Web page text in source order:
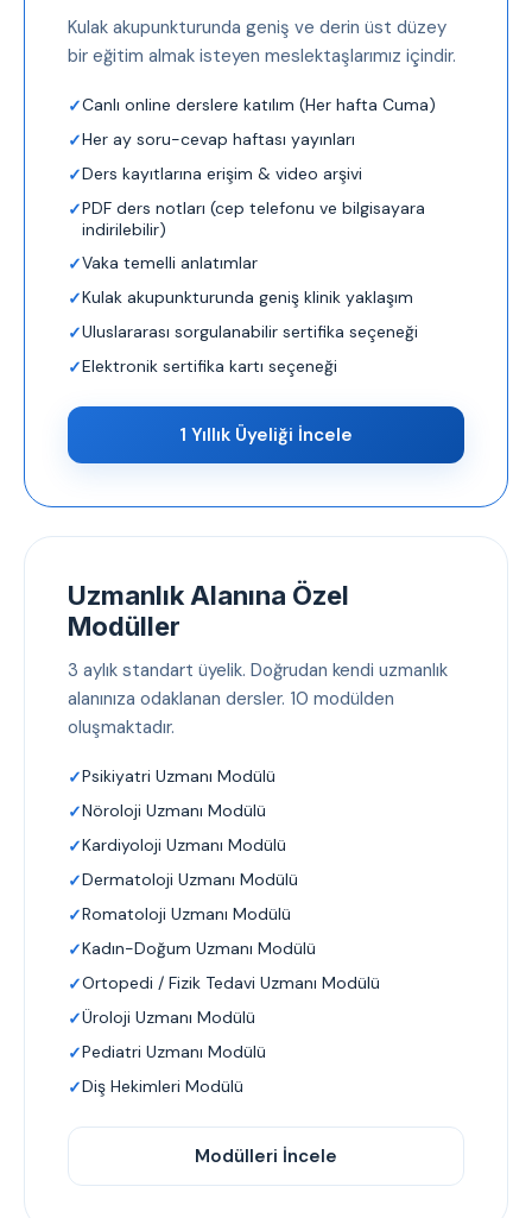
Kulak akupunkturunda geniş ve derin üst düzey
bir eğitim almak isteyen meslektaşlarımız içindir.
Canlı online derslere katılım (Her hafta Cuma)
Her ay soru-cevap haftası yayınları
Ders kayıtlarına erişim & video arşivi
PDF ders notları (cep telefonu ve bilgisayara
indirilebilir)
Vaka temelli anlatımlar
Kulak akupunkturunda geniş klinik yaklaşım
Uluslararası sorgulanabilir sertifika seçeneği
Elektronik sertifika kartı seçeneği
1 Yıllık Üyeliği İncele
Uzmanlık Alanına Özel
Modüller
3 aylık standart üyelik. Doğrudan kendi uzmanlık
alanınıza odaklanan dersler. 10 modülden
oluşmaktadır.
Psikiyatri Uzmanı Modülü
Nöroloji Uzmanı Modülü
Kardiyoloji Uzmanı Modülü
Dermatoloji Uzmanı Modülü
Romatoloji Uzmanı Modülü
Kadın-Doğum Uzmanı Modülü
Ortopedi / Fizik Tedavi Uzmanı Modülü
Üroloji Uzmanı Modülü
Pediatri Uzmanı Modülü
Diş Hekimleri Modülü
Modülleri İncele